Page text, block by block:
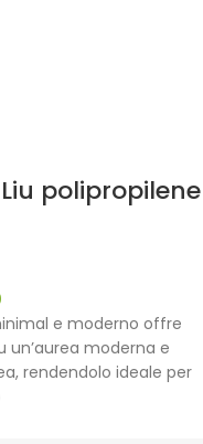
polipropilene
e moderno offre
un’aurea moderna e
rendendolo ideale per